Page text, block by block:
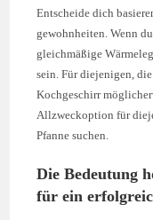
Entscheide dich
gewohnheiten. Wenn
gleichmäßige
sein. Für diejenigen,
Kochgeschirr
Allzweckoption für
Pfanne suchen.
Die Bedeutung
für ein